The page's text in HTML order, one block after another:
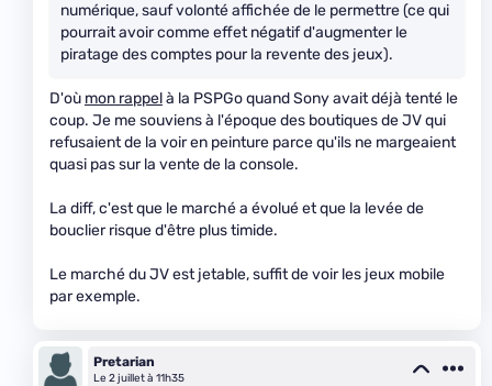
numérique, sauf volonté affichée de le permettre (ce qui
pourrait avoir comme effet négatif d'augmenter le
piratage des comptes pour la revente des jeux).
D'où mon rappelà la PSPGo quand Sony avait déjà tenté le
coup. Je me souviens à l'époque des boutiques de JV qui
refusaient de la voir en peinture parce qu'ils ne margeaient
quasi pas sur la vente de la console.
La diff, c'est que le marché a évolué et que la levée de
bouclier risque d'être plus timide.
Le marché du JV est jetable, suffit de voir les jeux mobile
par exemple.
Pretarian
Le 2 juillet à 11h35